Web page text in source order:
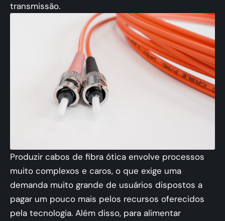
transmissão.
Produzir cabos de fibra ótica envolve processos
muito complexos e caros, o que exige uma
demanda muito grande de usuários dispostos a
pagar um pouco mais pelos recursos oferecidos
pela tecnologia. Além disso, para alimentar